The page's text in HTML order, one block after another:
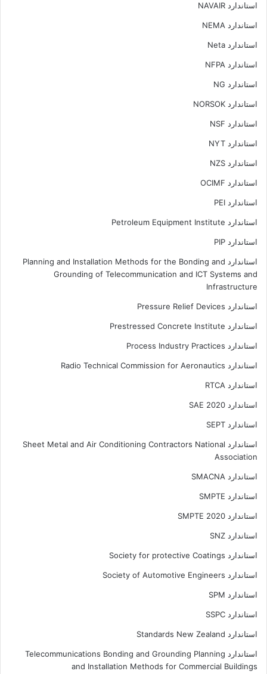
استاندارد NAVAIR
استاندارد NEMA
استاندارد Neta
استاندارد NFPA
استاندارد NG
استاندارد NORSOK
استاندارد NSF
استاندارد NYT
استاندارد NZS
استاندارد OCIMF
استاندارد PEI
استاندارد Petroleum Equipment Institute
استاندارد PIP
استاندارد Planning and Installation Methods for the Bonding and
Grounding of Telecommunication and ICT Systems and
Infrastructure
استاندارد Pressure Relief Devices
استاندارد Prestressed Concrete Institute
استاندارد Process Industry Practices
استاندارد Radio Technical Commission for Aeronautics
استاندارد RTCA
استاندارد SAE 2020
استاندارد SEPT
استاندارد Sheet Metal and Air Conditioning Contractors National
Association
استاندارد SMACNA
استاندارد SMPTE
استاندارد SMPTE 2020
استاندارد SNZ
استاندارد Society for protective Coatings
استاندارد Society of Automotive Engineers
استاندارد SPM
استاندارد SSPC
استاندارد Standards New Zealand
استاندارد Telecommunications Bonding and Grounding Planning
and Installation Methods for Commercial Buildings